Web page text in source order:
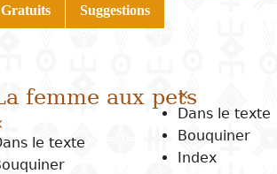
Gratuits Suggestions
femme aux pets
le texte
×
Dans le texte
Bouquiner
Index